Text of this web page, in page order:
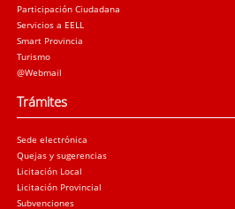
Participación Ciudadana
Servicios a EELL
Smart Provincia
Turismo
@Webmail
Trámites
Sede electrónica
Quejas y sugerencias
Licitación Local
Licitación Provincial
Subvenciones